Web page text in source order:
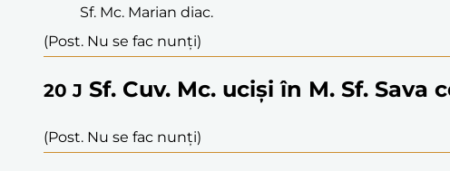
Sf. Mc. Marian diac.
(Post. Nu se fac nunți)
20 J Sf. Cuv. Mc. uciși în M. Sf. Sava
(Post. Nu se fac nunți)